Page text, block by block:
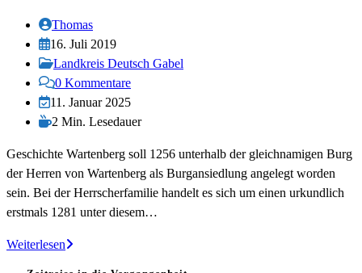
Beitrags-
Autor:
Thomas
Beitrag
veröffentlicht:
16. Juli 2019
Beitrags-
Kategorie:
Landkreis Deutsch Gabel
Beitrags-
Kommentare:
0 Kommentare
Beitrag
zuletzt
am:
11. Januar 2025
Lesedauer:
2 Min. Lesedauer
Geschichte Wartenberg soll 1256 unterhalb der gleichnamigen Burg
der Herren von Wartenberg als Burgansiedlung angelegt worden
sein. Bei der Herrscherfamilie handelt es sich um einen urkundlich
erstmals 1281 unter diesem…
WeiterlesenWartenberg